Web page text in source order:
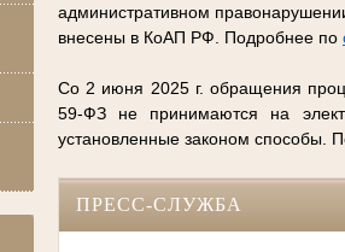
административном
внесены в КоАП РФ. Подробнее по
Со 2 июня 2025 г. обращения
59-ФЗ не принимаются на
установленные законом способы.
ПРЕСС-СЛУЖБА